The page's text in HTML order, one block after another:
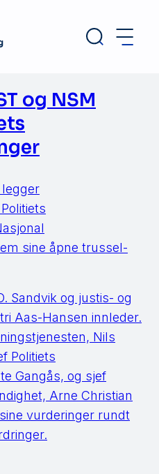
og NSM
sine åpne trussel-
Sandvik og justis- og
Aas-Hansen innleder.
Nils
Politiets
Gangås, og sjef
Arne Christian
vurderinger rundt